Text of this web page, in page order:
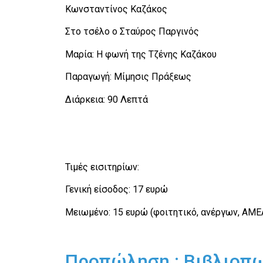
Κωνσταντίνος Καζάκος
Στο τσέλο ο Σταύρος Παργινός
Μαρία: Η φωνή της Τζένης Καζάκου
Παραγωγή: Μίμησις Πράξεως
Διάρκεια: 90 Λεπτά
Τιμές εισιτηρίων:
Γενική είσοδος: 17 ευρώ
Μειωμένο: 15 ευρώ (φοιτητικό, ανέργων,